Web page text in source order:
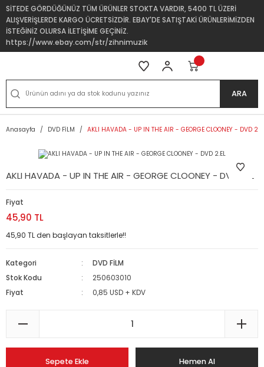
SİTEDE GÖRDÜĞÜNÜZ TÜM ÜRÜNLER STOKTA VARDIR, 5400 TL ÜZERİ
ALIŞVERİŞLERDE KARGO ÜCRETSİZDİR. EBAY'DE SATIŞTAKİ ÜRÜNLERİMİZDEN
İSTEĞİNİZ OLURSA İLETİŞİME GEÇİNİZ.
https://www.ebay.com/str/zihnimuzik
ARA
Anasayfa DVD FİLM AKLI HAVADA - UP IN THE AIR - GEORGE CLOONEY - DVD
AKLI HAVADA - UP IN THE AIR - GEORGE CLOONEY - DVD 2.EL
Fiyat
45,90 TL
45,90 TL den başlayan taksitlerle!!
Kategori
DVD FİLM
Stok Kodu
250603010
Fiyat
0,85 USD + KDV
Sepete Ekle Hemen Al